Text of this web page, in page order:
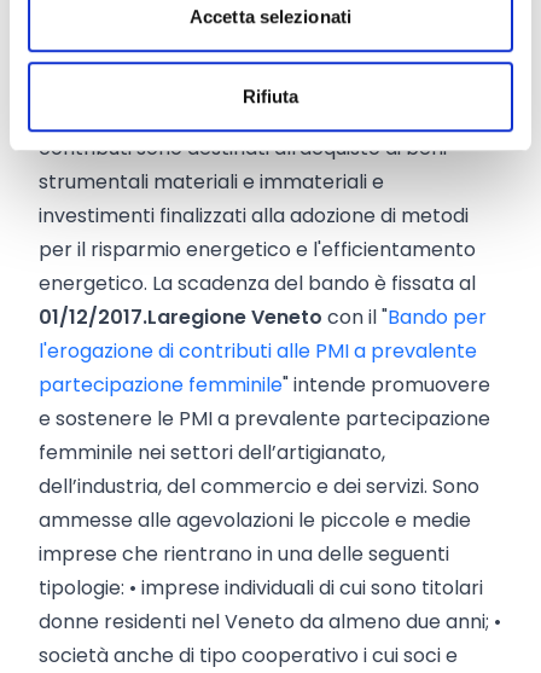
Accetta selezionati
Rifiuta
favorire la creazione di nuovi posti di lavoro,
tramite la concessione di contributi a fondo
contributi sono destinati all'acquisto di beni
strumentali materiali e immateriali e
investimenti finalizzati alla adozione di metodi
per il risparmio energetico e l'efficientamento
energetico. La scadenza del bando è fissata al
01/12/2017.Laregione Veneto con il "Bando per
l'erogazione di contributi alle PMI a prevalente
partecipazione femminile" intende promuovere
e sostenere le PMI a prevalente partecipazione
femminile nei settori dell’artigianato,
dell’industria, del commercio e dei servizi. Sono
ammesse alle agevolazioni le piccole e medie
imprese che rientrano in una delle seguenti
tipologie: • imprese individuali di cui sono titolari
donne residenti nel Veneto da almeno due anni; •
società anche di tipo cooperativo i cui soci e